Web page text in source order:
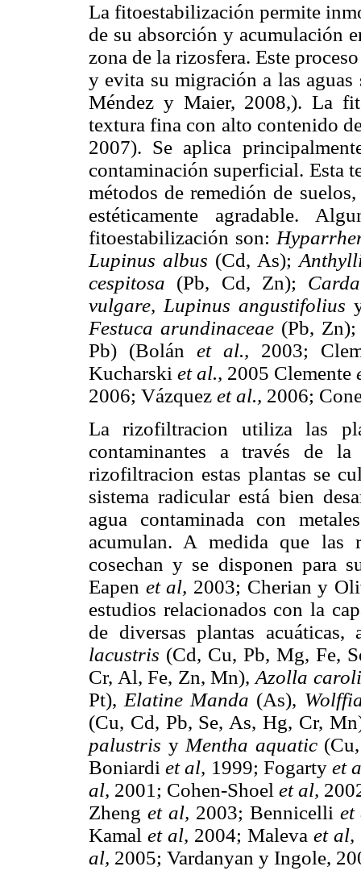
La fitoestabilización permite
de su absorción y acumulación
zona de la rizosfera. Este
y evita su migración a las
Méndez y Maier, 2008,). La
textura fina con alto contenido
2007). Se aplica
contaminación superficial. Esta
métodos de remedión de
estéticamente agradable.
fitoestabilización son:
Lupinus albus (Cd, As);
cespitosa (Pb, Cd, Zn);
vulgare, Lupinus angustifolius
Festuca arundinaceae (Pb,
Pb) (Bolán et al., 2003;
Kucharski et al., 2005 Clemente
2006; Vázquez et al., 2006;
La rizofiltracion utiliza las
contaminantes a través de
rizofiltracion estas plantas se
sistema radicular está bien
agua contaminada con
acumulan. A medida que las
cosechan y se disponen para
Eapen et al, 2003; Cherian y
estudios relacionados con la
de diversas plantas
lacustris (Cd, Cu, Pb, Mg, Fe,
Cr, Al, Fe, Zn, Mn), Azolla
Pt), Elatine Manda (As),
(Cu, Cd, Pb, Se, As, Hg, Cr,
palustris y Mentha aquatic(Cu,
Boniardiet al, 1999; Fogartyet
al, 2001; Cohen-Shoelet al,
Zheng et al, 2003; Bennicelli et
Kamal et al, 2004; Maleva et al,
al, 2005; Vardanyan y Ingole,